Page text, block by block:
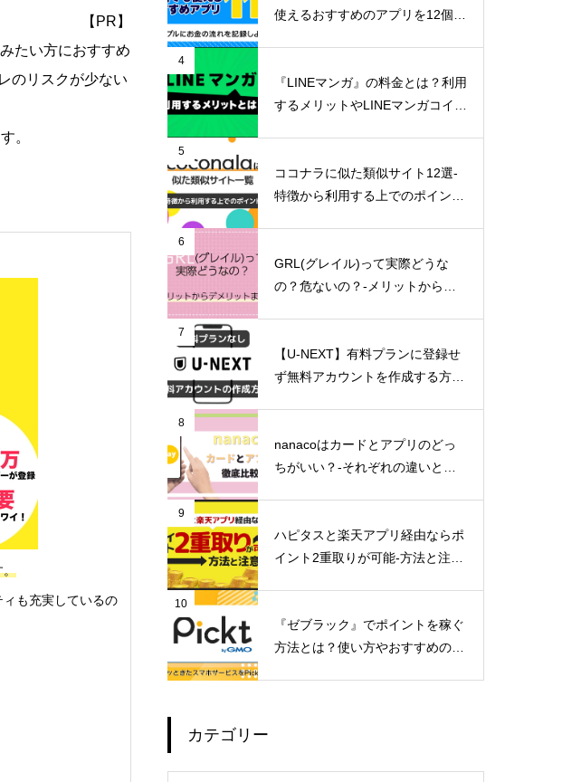
【PR】
たい方におすすめ
のリスクが少ない
。
。
も充実しているの
使えるおすすめのアプリを12個ご
4
『LINEマンガ』の料金とは？利用
するメリットやLINEマンガコイン
5
ココナラに似た類似サイト12選-
特徴から利用する上でのポイン
6
GRL(グレイル)って実際どうな
の？危ないの？-メリットからデ
7
【U-NEXT】有料プランに登録せ
ず無料アカウントを作成する方法
8
nanacoはカードとアプリのどっ
ちがいい？-それぞれの違いとメ
9
ハピタスと楽天アプリ経由ならポ
イント2重取りが可能-方法と注意
10
『ゼブラック』でポイントを稼ぐ
方法とは？使い方やおすすめのマ
カテゴリー